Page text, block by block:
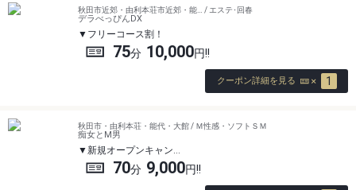
秋田市近郊・由利本荘市近郊・能… / エステ･回春
デラべっぴんDX
フリーコース割！
75 10,000
クーポン詳細を見る 1
秋田市・由利本荘・能代・大館 / Ｍ性感・ソフトＳＭ
痴女とM男
新規オープンキャン…
70 9,000